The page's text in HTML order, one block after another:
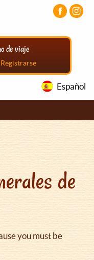
de viaje
Registrarse
Español
de
you must be